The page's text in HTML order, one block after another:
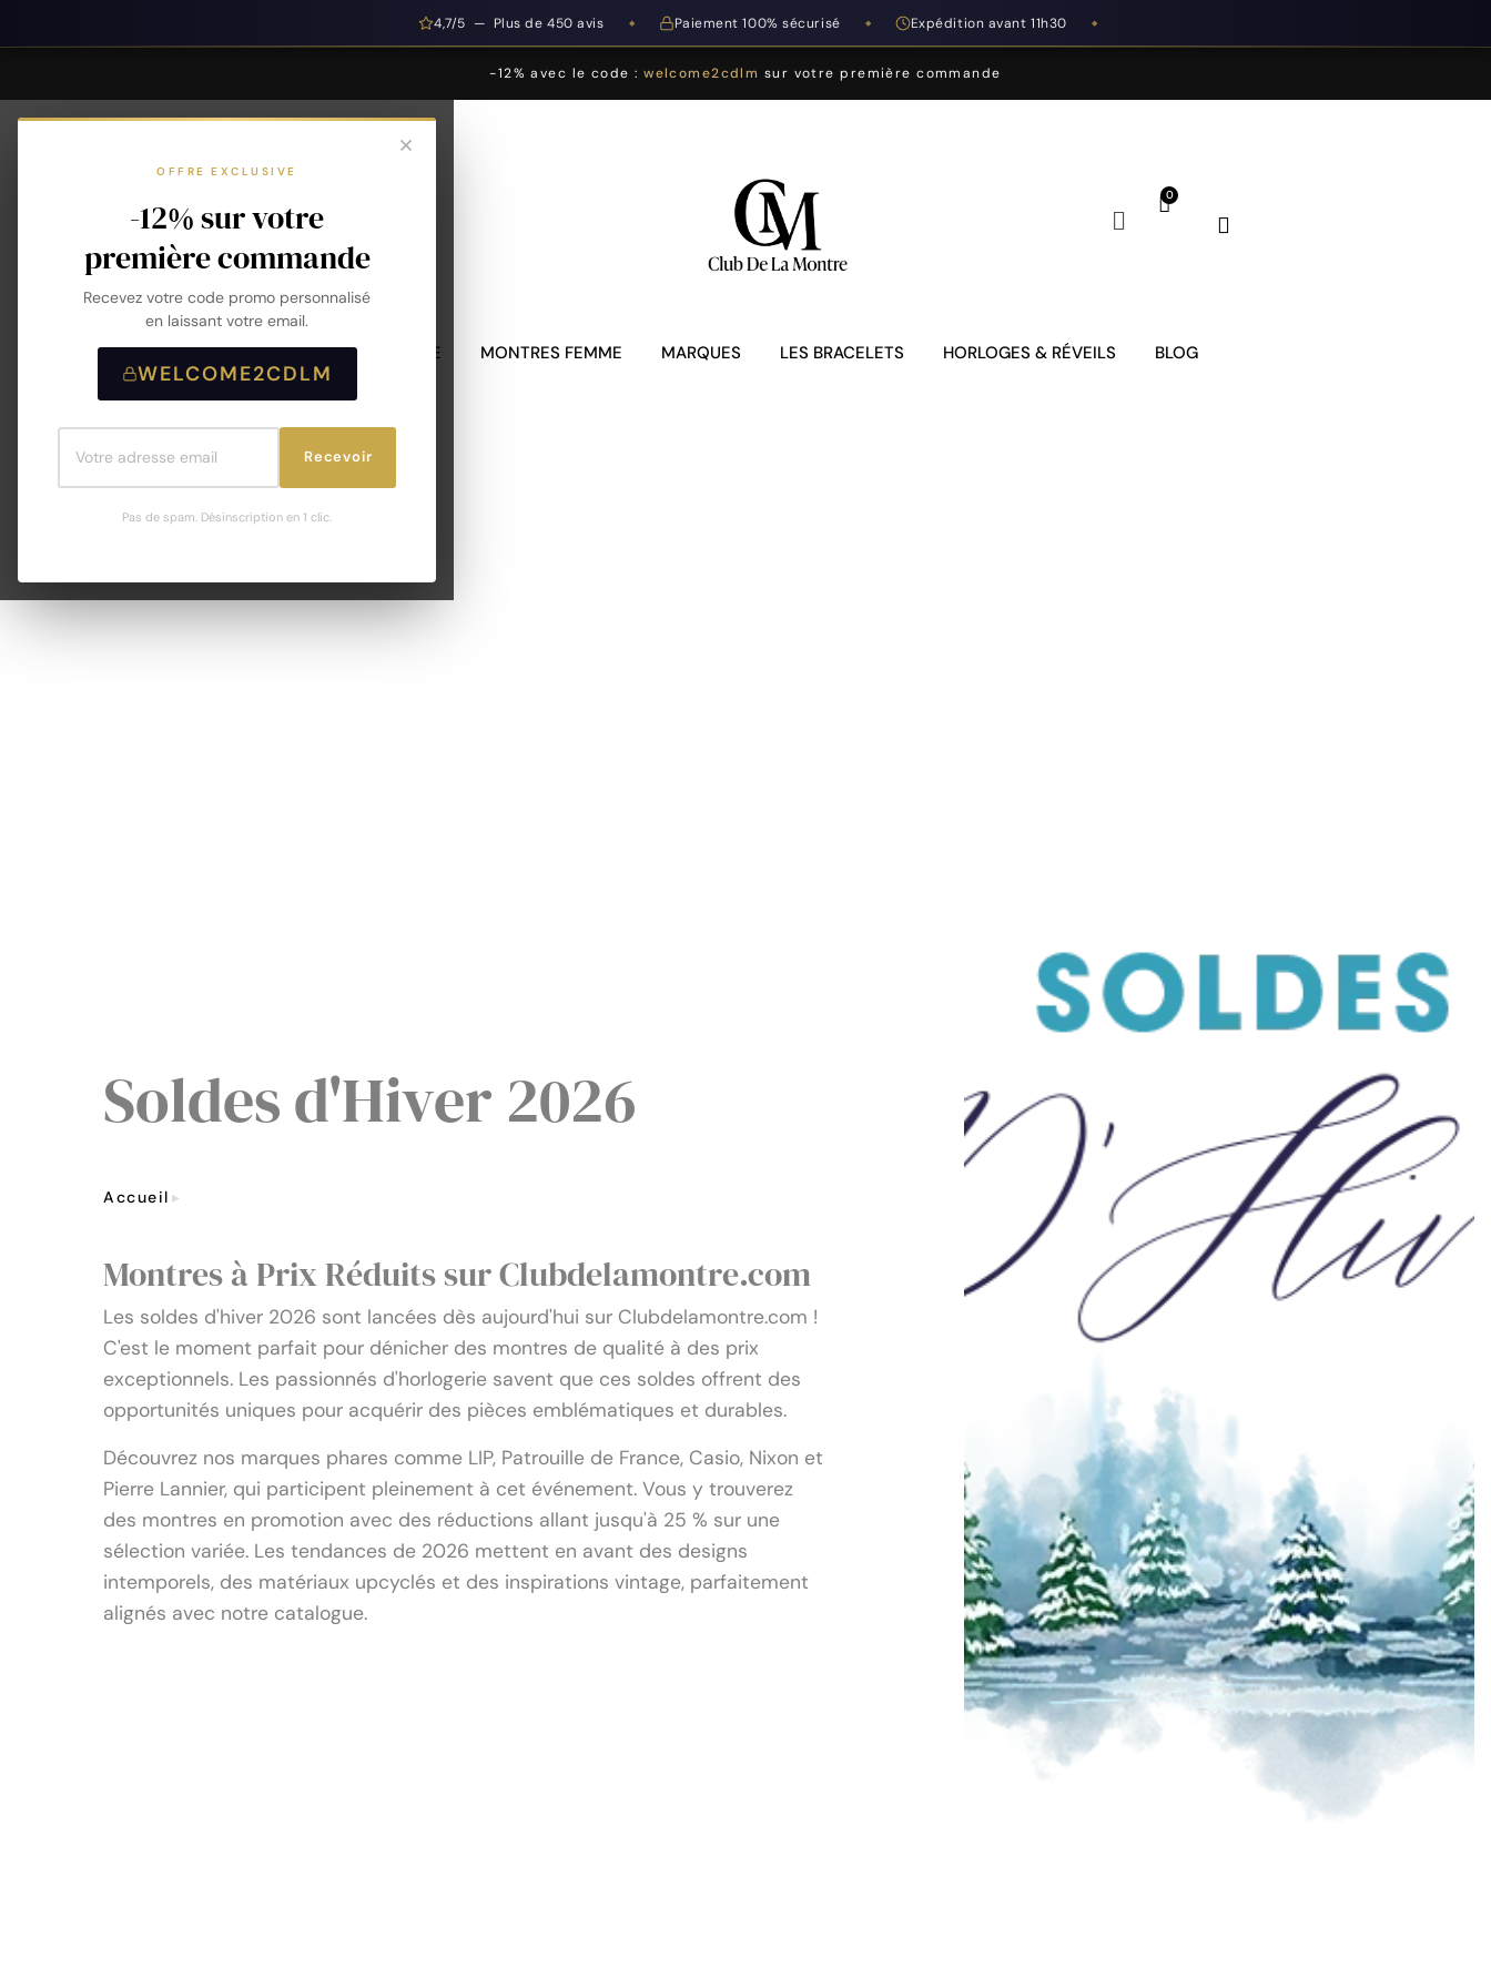
4,7/5 — Plus de 450 avis ◆ Paiement 100% sécurisé ◆ Expédition avant 11h30 ◆
-12% avec le code :welcome2cdlm sur votre première commande
OFFRE EXCLUSIVE
-12% sur votre
première commande
Recevez votre code promo personnalisé
en laissant votre email.
WELCOME2CDLM
Recevoir
Pas de spam. Désinscription en 1 clic.
MONTRES HOMME MONTRES FEMME MARQUES LES BRACELETS HORLOGES & RÉVEILS BLOG
Soldes d'Hiver 2026
Accueil
Montres à Prix Réduits sur Clubdelamontre.com
Les soldes d'hiver 2026 sont lancées dès aujourd'hui sur Clubdelamontre.com !
C'est le moment parfait pour dénicher des montres de qualité à des prix
exceptionnels. Les passionnés d'horlogerie savent que ces soldes offrent des
opportunités uniques pour acquérir des pièces emblématiques et durables.
Découvrez nos marques phares comme LIP, Patrouille de France, Casio, Nixon et
Pierre Lannier, qui participent pleinement à cet événement. Vous y trouverez
des montres en promotion avec des réductions allant jusqu'à 25 % sur une
sélection variée. Les tendances de 2026 mettent en avant des designs
intemporels, des matériaux upcyclés et des inspirations vintage, parfaitement
alignés avec notre catalogue.